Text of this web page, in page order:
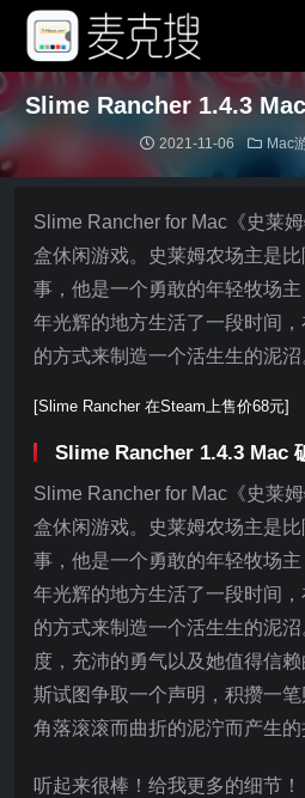
Slime Rancher 1.4.3
2021-11-06 Mac
Slime Rancher for Mac《史莱
盒休闲游戏。史莱姆农场主是
事，他是一个勇敢的年轻牧场
年光辉的地方生活了一段时间
的方式来制造一个活生生的泥沼
[Slime Rancher 在Steam上售价68元]
Slime Rancher 1.4.3 Mac
Slime Rancher for Mac《史莱
盒休闲游戏。史莱姆农场主是
事，他是一个勇敢的年轻牧场
年光辉的地方生活了一段时间
的方式来制造一个活生生的泥
度，充沛的勇气以及她值得信
斯试图争取一个声明，积攒一
角落滚滚而曲折的泥泞而产生的
听起来很棒！给我更多的细节！